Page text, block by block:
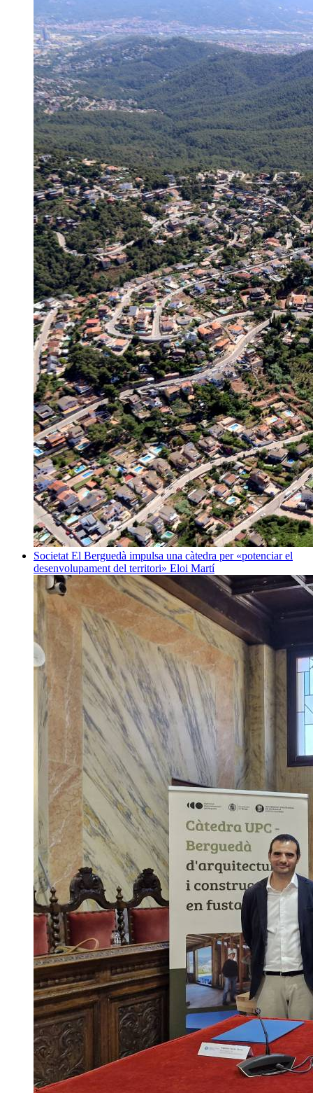
Societat El Berguedà impulsa una càtedra per «potenciar el
desenvolupament del territori» Eloi Martí